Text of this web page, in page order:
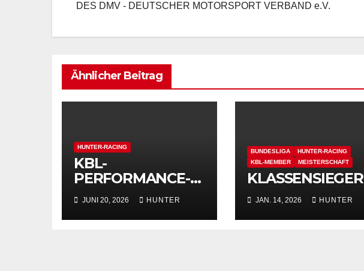
DES DMV - DEUTSCHER MOTORSPORT VERBAND e.V.
Ähnlicher Beitrag
HUNTER-RACING
KBL-
PERFORMANCE-
RACING
JUNI 20, 2026 HUNTER
BUNDESLIGA
HUNTER-RACING
KBL-MEMBER
MEISTERSCHAFT
KLASSENSIEGER
JAN. 14, 2026 HUNTER